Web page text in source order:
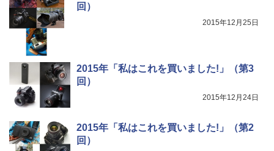
回）
2015年12月25日
2015年「私はこれを買いました!」（第3
回）
2015年12月24日
2015年「私はこれを買いました!」（第2
回）